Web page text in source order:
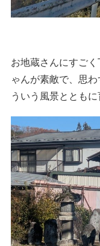
お地蔵さんにすご
ゃんが素敵で、思
ういう風景とともに